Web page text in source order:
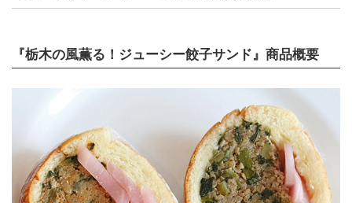
『栃木の風薫る！ジューシー餃子サンド』商品概要